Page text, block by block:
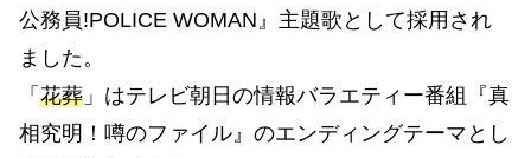
公務員!POLICE WOMAN』主題歌として採用され
ました。
「 花葬 」はテレビ朝日の情報バラエティー番組『真
相究明！噂のファイル』のエンディングテーマとし